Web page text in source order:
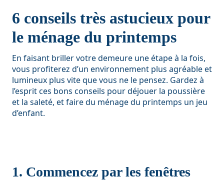
6 conseils très astucieux pour
le ménage du printemps
En faisant briller votre demeure une étape à la fois,
vous profiterez d’un environnement plus agréable et
lumineux plus vite que vous ne le pensez. Gardez à
l’esprit ces bons conseils pour déjouer la poussière
et la saleté, et faire du ménage du printemps un jeu
d’enfant.
1. Commencez par les fenêtres